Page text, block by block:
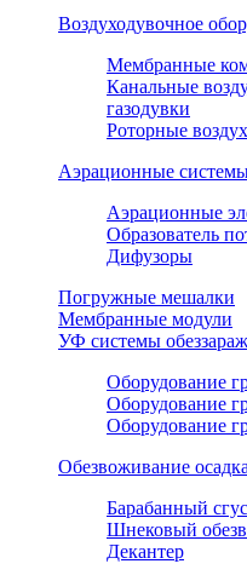
Воздуходувочное
Мембранные
Канальные
газодувки
Роторные
Аэрационные
Аэрационные
Образователь
Дифузоры
Погружные мешалки
Мембранные модули
УФ системы
Оборудование
Оборудование
Оборудование
Обезвоживание осадка
Барабанный
Шнековый
Декантер